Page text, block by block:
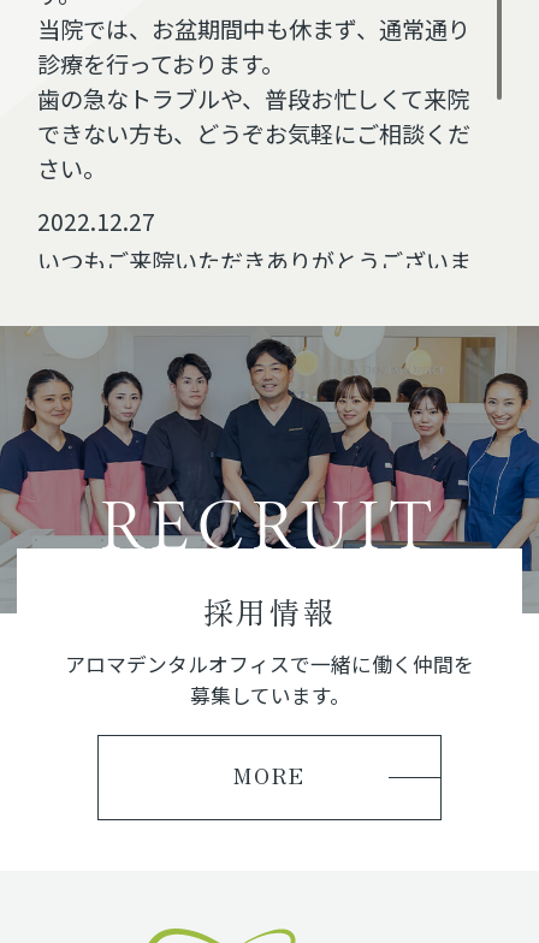
当院では、お盆期間中も休まず、通常通り
診療を行っております。
歯の急なトラブルや、普段お忙しくて来院
できない方も、どうぞお気軽にご相談くだ
さい。
2022.12.27
いつもご来院いただきありがとうございま
年末年始は、12/29(木)～1/3(火)を休診日
とさせていただきます。
12/29(水)は午後4時までの診療となりま
す。
2022.09.13
ホームページを公開いたしました。今後と
RECRUIT
採用情報
アロマデンタルオフィスで一緒に働く仲間を
募集しています。
MORE